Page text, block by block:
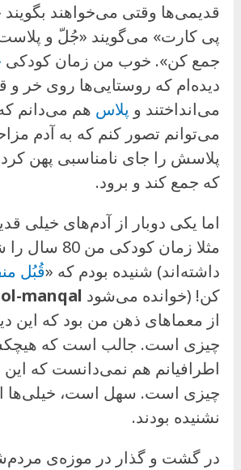
قدیمی‌ها وقتی می‌خواهند بگویند
پی کارت» می‌گویند «جُلّ و
جمع کن». خوب من زمان کودکی
دیده‌ام که روستایی‌ها روی خر و
می‌انداختند و پلاس هم می‌دانم
می‌توانم تصور کنم که به آدم
پلاسش را جای نامناسبی پهن
که جمع کند و برود.
اما یکی دوبار از آدم‌های خیلی
مثلا زمان کودکی من
داشته‌اند) شنیده بودم که «قُبُل
کن! (خوانده می‌شود manqal
از معماهای ذهن من بود که این
چیزی است. جالب است که
اطرافیانم هم نمی‌دانست که این
چیزی است. سهل است،
نشنیده بودند.
در گشت و گذار در موزه‌ی